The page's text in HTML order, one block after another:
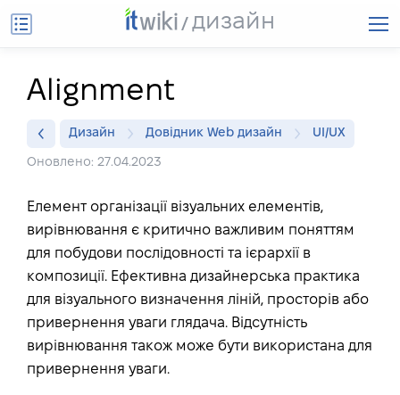
дизайн
Alignment
Дизайн Довідник Web дизайн UI/UX
Оновлено: 27.04.2023
Елемент організації візуальних елементів,
вирівнювання є критично важливим поняттям
для побудови послідовності та ієрархії в
композиції. Ефективна дизайнерська практика
для візуального визначення ліній, просторів або
привернення уваги глядача. Відсутність
вирівнювання також може бути використана для
привернення уваги.